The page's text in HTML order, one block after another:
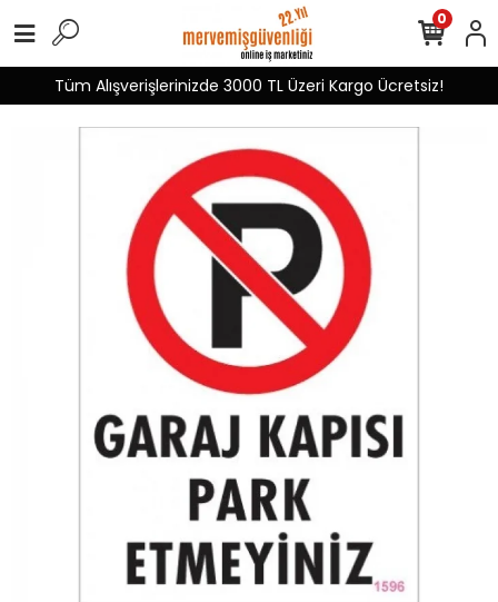
Tüm Alışverişlerinizde 3000 TL Üzeri Kargo Ücretsiz!
0